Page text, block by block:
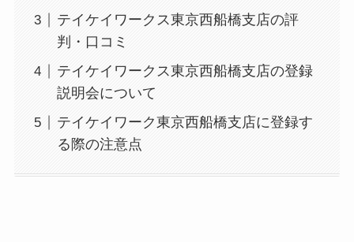
テイケイワークス東京西船橋支店の評
判・口コミ
テイケイワークス東京西船橋支店の登録
説明会について
テイケイワーク東京西船橋支店に登録す
る際の注意点